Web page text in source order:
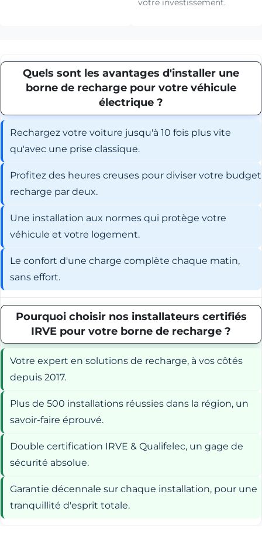
votre investissement.
Quels sont les avantages d'installer une
borne de recharge pour votre véhicule
électrique ?
Rechargez votre voiture jusqu'à 10 fois plus vite
qu'avec une prise classique.
Profitez des heures creuses pour diviser votre budget
recharge par deux.
Une installation aux normes qui protège votre
véhicule et votre logement.
Le confort d'une charge complète chaque matin,
sans effort.
Pourquoi choisir nos installateurs certifiés
IRVE pour votre borne de recharge ?
Votre expert en solutions de recharge, à vos côtés
depuis 2017.
Plus de 500 installations réussies dans la région, un
savoir-faire éprouvé.
Double certification IRVE & Qualifelec, un gage de
sécurité absolue.
Garantie décennale sur chaque installation, pour une
tranquillité d'esprit totale.